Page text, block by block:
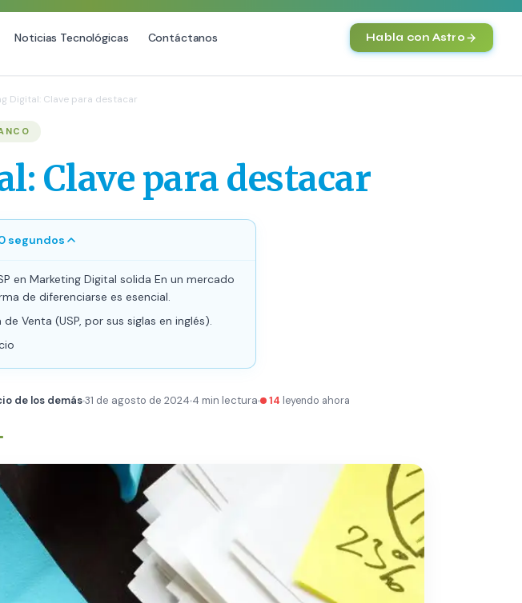
Noticias Tecnológicas Contáctanos Habla con Astro
SEO Local Avanzado
SEO para E-commerce
Chatbot Multicanal
Automatización Inteligente
Digital: Clave para destacar
Clave para destacar
segundos
en Marketing Digital solida En un mercado
de diferenciarse es esencial.
Venta (USP, por sus siglas en inglés).
de los demás31 de agosto de 2024 4 min lectura 14 leyendo ahora